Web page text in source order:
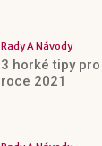
Rady A Návody
3 horké tipy
roce 2021